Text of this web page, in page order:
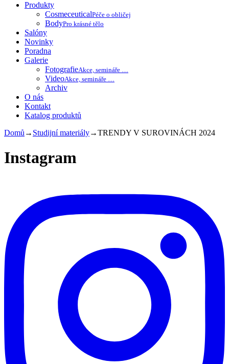
Produkty
CosmeceuticalPéče o obličej
BodyPro krásné tělo
Salóny
Novinky
Poradna
Galerie
FotografieAkce, semináře …
VideoAkce, semináře …
Archiv
O nás
Kontakt
Katalog produktů
Domů → Studijní materiály→TRENDY V SUROVINÁCH 2024
Instagram